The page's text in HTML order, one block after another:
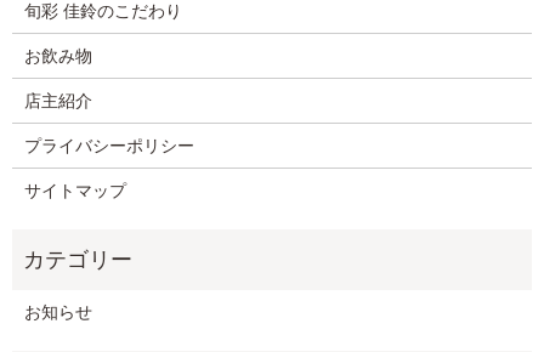
旬彩 佳鈴のこだわり
お飲み物
店主紹介
プライバシーポリシー
サイトマップ
お知らせ